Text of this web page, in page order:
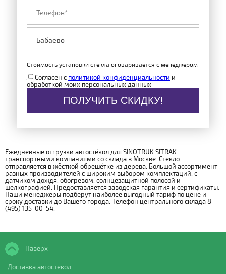
Стоимость установки стекла оговаривается с менеджером
Согласен с политикой конфиденциальности и
обработкой моих персональных данных
ПОЛУЧИТЬ СКИДКУ!
Ежедневные отгрузки автостёкол для SINOTRUK SITRAK
транспортными компаниями со склада в Москве. Стекло
отправляется в жёсткой обрешётке из дерева. Большой ассортимент
разных производителей с широким выбором комплектаций: с
датчиком дождя, обогревом, солнцезащитной полосой и
шелкографией. Предоставляется заводская гарантия и сертификаты.
Наши менеджеры подберут наиболее выгодный тариф по цене и
сроку доставки до Вашего города. Телефон центрального склада 8
(495) 135-00-54.
Наверх
Доставка автостекол